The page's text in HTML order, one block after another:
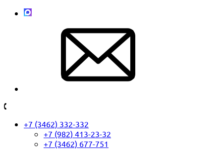
+7 (3462) 332-332
+7 (982) 413-23-32
+7 (3462) 677-751